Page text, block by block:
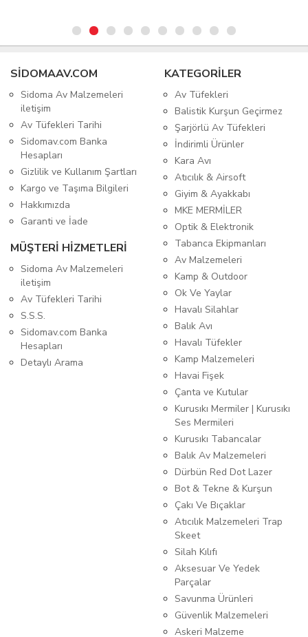
SIDOMAAV.COM
Sidoma Av Malzemeleri
iletişim
Av Tüfekleri Tarihi
Sidomav.com Banka
Hesapları
Gizlilik ve Kullanım Şartları
Kargo ve Taşıma Bilgileri
Hakkımızda
Garanti ve İade
MÜŞTERİ HİZMETLERİ
Sidoma Av Malzemeleri
iletişim
Av Tüfekleri Tarihi
S.S.S.
Sidomav.com Banka
Hesapları
Detaylı Arama
KATEGORİLER
Av Tüfekleri
Balistik Kurşun Geçirmez
Şarjörlü Av Tüfekleri
İndirimli Ürünler
Kara Avı
Atıcılık & Airsoft
Giyim & Ayakkabı
MKE MERMİLER
Optik & Elektronik
Tabanca Ekipmanları
Av Malzemeleri
Kamp & Outdoor
Ok Ve Yaylar
Havalı Silahlar
Balık Avı
Havalı Tüfekler
Kamp Malzemeleri
Havai Fişek
Çanta ve Kutular
Kurusıkı Mermiler | Kurusıkı
Ses Mermileri
Kurusıkı Tabancalar
Balık Av Malzemeleri
Dürbün Red Dot Lazer
Bot & Tekne & Kurşun
Çakı Ve Bıçaklar
Atıcılık Malzemeleri Trap
Skeet
Silah Kılıfı
Aksesuar Ve Yedek
Parçalar
Savunma Ürünleri
Güvenlik Malzemeleri
Askeri Malzeme